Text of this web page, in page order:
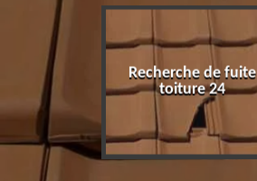
Recherche de fuite
toiture 24